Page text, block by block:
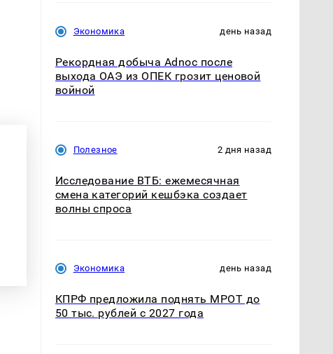
Экономика день назад
Рекордная добыча Adnoc после
выхода ОАЭ из ОПЕК грозит ценовой
войной
Полезное 2 дня назад
Исследование ВТБ: ежемесячная
смена категорий кешбэка создает
волны спроса
Экономика день назад
КПРФ предложила поднять МРОТ до
50 тыс. рублей с 2027 года